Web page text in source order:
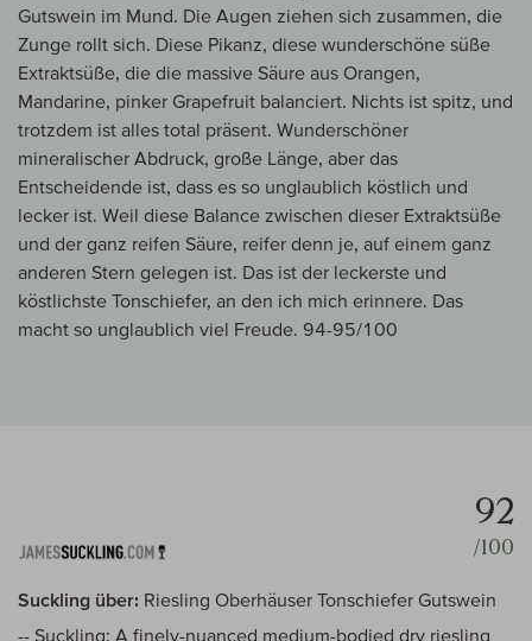
Gutswein im Mund. Die Augen ziehen sich zusammen, die
Zunge rollt sich. Diese Pikanz, diese wunderschöne süße
Extraktsüße, die die massive Säure aus Orangen,
Mandarine, pinker Grapefruit balanciert. Nichts ist spitz, und
trotzdem ist alles total präsent. Wunderschöner
mineralischer Abdruck, große Länge, aber das
Entscheidende ist, dass es so unglaublich köstlich und
lecker ist. Weil diese Balance zwischen dieser Extraktsüße
und der ganz reifen Säure, reifer denn je, auf einem ganz
anderen Stern gelegen ist. Das ist der leckerste und
köstlichste Tonschiefer, an den ich mich erinnere. Das
macht so unglaublich viel Freude. 94-95/100
92
/100
Suckling über: Riesling Oberhäuser Tonschiefer Gutswein
-- Suckling: A finely-nuanced medium-bodied dry riesling